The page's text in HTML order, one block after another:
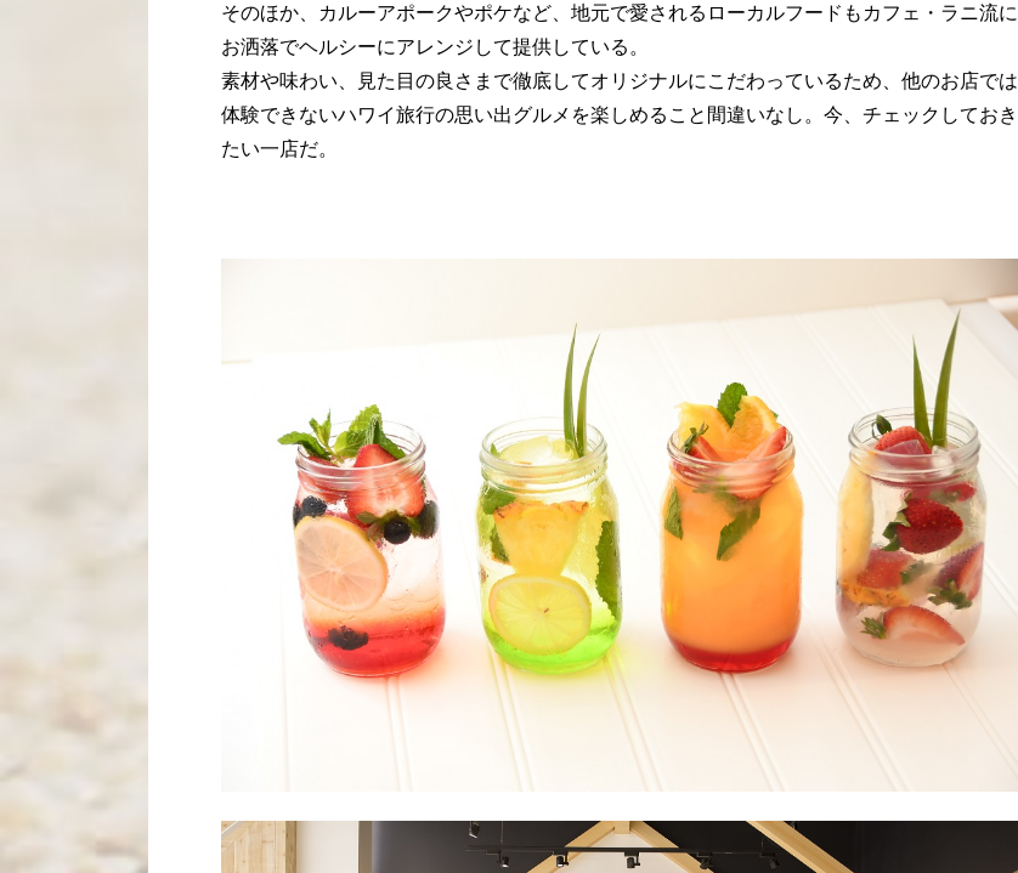
そのほか、カルーアポークやポケなど、地元で愛されるローカルフードもカフェ・ラニ流に
お洒落でヘルシーにアレンジして提供している。
素材や味わい、見た目の良さまで徹底してオリジナルにこだわっているため、他のお店では
体験できないハワイ旅行の思い出グルメを楽しめること間違いなし。今、チェックしておき
たい一店だ。